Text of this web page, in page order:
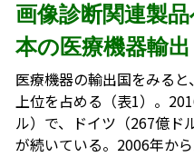
画像診断関連製
本の医療機器輸出
医療機器の輸出国をみる
上位を占める（表1）。
ル）で、ドイツ（267億ド
が続いている。2006年か